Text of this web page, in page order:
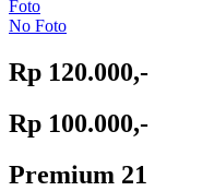
Foto
No Foto
Rp 120.000,-
Rp 100.000,-
Premium 21